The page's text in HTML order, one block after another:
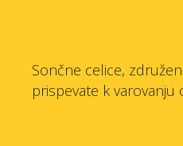
Zaščita, kabli, konektorji
Sončne celice,
prispevate k varovanju